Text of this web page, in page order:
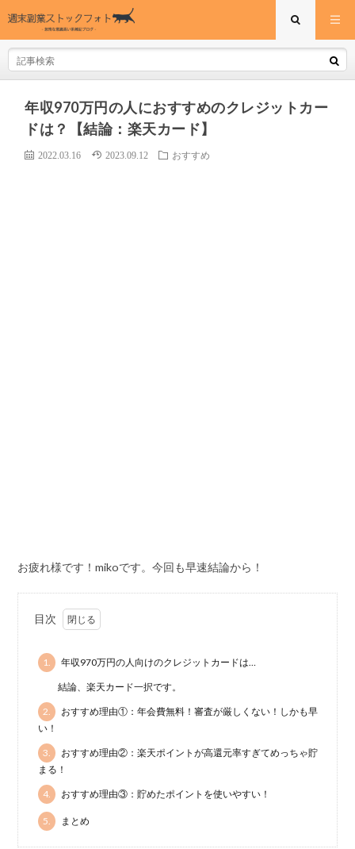
年収970万円の人におすすめのクレジットカー
ドは？【結論：楽天カード】
2022.03.16 2023.09.12 おすすめ
お疲れ様です！mikoです。今回も早速結論から！
目次
1. 年収970万円の人向けのクレジットカードは…
結論、楽天カード一択です。
2.
おすすめ理由①：年会費無料！審査が厳しくない！しかも早
い！
3.
おすすめ理由②：楽天ポイントが高還元率すぎてめっちゃ貯
まる！
4. おすすめ理由③：貯めたポイントを使いやすい！
5. まとめ